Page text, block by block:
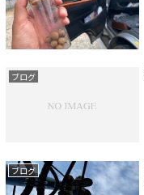
ブログ
ブログ